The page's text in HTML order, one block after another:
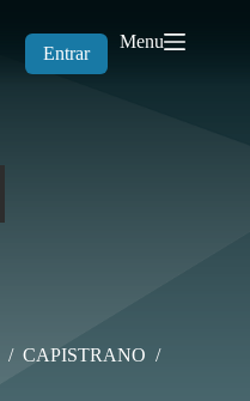
Entrar
Menu
/ CAPISTRANO /